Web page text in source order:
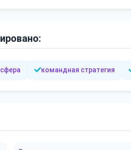
командная стратегия